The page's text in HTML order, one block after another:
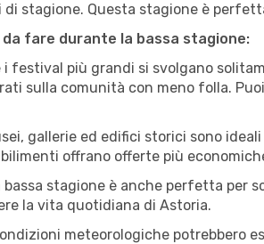
di stagione. Questa stagione è
fare durante la bassa stagione:
i festival più grandi si svolgano
sulla comunità con meno folla.
gallerie ed edifici storici sono
offrano offerte più
bassa stagione è anche perfetta per
la vita quotidiana di Astoria.
meteorologiche potrebbero